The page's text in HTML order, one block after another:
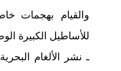
والقيام بهجمات
للأساطيل الكبيرة
ـ نشر الألغام